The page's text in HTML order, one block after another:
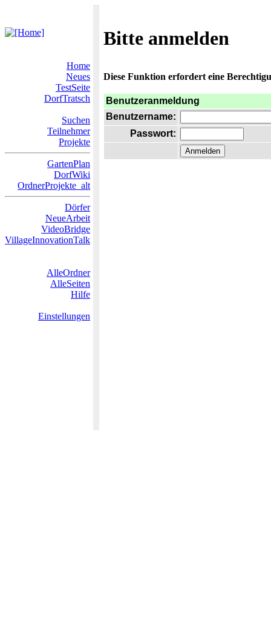
Bitte anmelden
Home
Neues
TestSeite
DorfTratsch
Suchen
Teilnehmer
Projekte
GartenPlan
DorfWiki
OrdnerProjekte_alt
Dörfer
NeueArbeit
VideoBridge
VillageInnovationTalk
AlleOrdner
AlleSeiten
Hilfe
Einstellungen
Diese Funktion erfordert eine
Benutzeranmeldung
Benutzername:
Passwort: